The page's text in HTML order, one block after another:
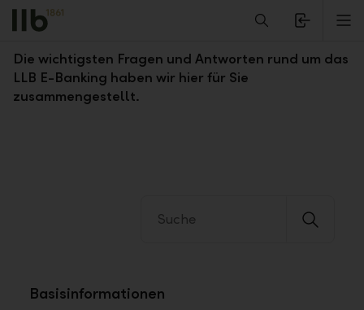
Alerts.Headline
Fragen und Antworten zum LLB E-Banking
Die wichtigsten Fragen und Antworten rund um das
LLB E-Banking haben wir hier für Sie
zusammengestellt.
Basisinformationen